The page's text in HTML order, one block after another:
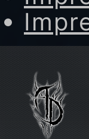
content